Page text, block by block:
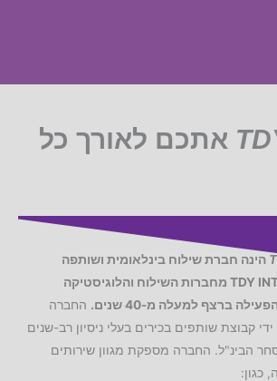
אתכם לאורך כל
הינה חברת שילוח בינלאומית ושותפה
TDY מחברות השילוח והלוגיסטיקה
ברצף למעלה מ-40 שנים.
החברה
קבוצת שותפים בכירים בעלי ניסיון רב-שנים
הבינ"ל. החברה מספקת מגוון שירותים
כגון: